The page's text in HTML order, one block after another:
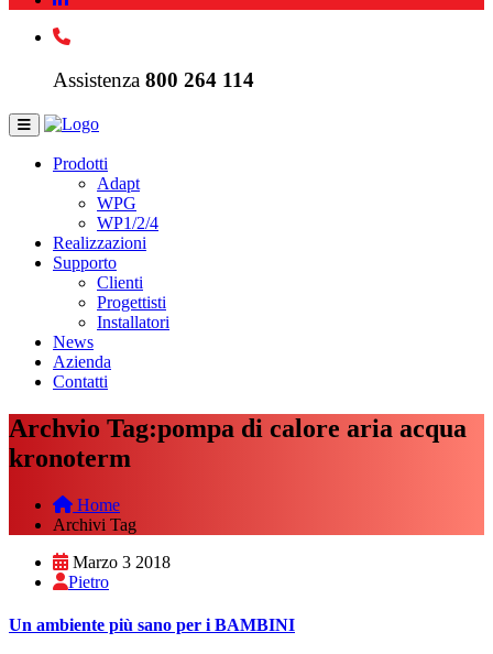
Assistenza 800 264 114
Prodotti
Adapt
WPG
WP1/2/4
Realizzazioni
Supporto
Clienti
Progettisti
Installatori
News
Azienda
Contatti
Archvio Tag:pompa di calore aria acqua
kronoterm
Home
Archivi Tag
Marzo 3 2018
Pietro
Un ambiente più sano per i BAMBINI